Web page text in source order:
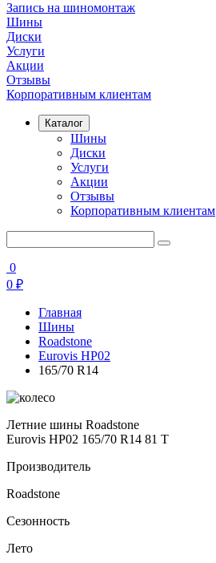
Запись на шиномонтаж
Шины
Диски
Услуги
Акции
Отзывы
Корпоративным клиентам
Каталог
Шины
Диски
Услуги
Акции
Отзывы
Корпоративным клиентам
0
0 ₽
Главная
Шины
Roadstone
Eurovis HP02
165/70 R14
Летние шины Roadstone
Eurovis HP02 165/70 R14 81 T
Производитель
Roadstone
Сезонность
Лето